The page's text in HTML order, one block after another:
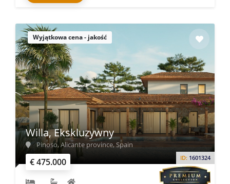
Wyjątkowa cena - jakość
€ 475.000 ID: 1601324
Willa, Ekskluzywny
Pinoso, Alicante province, Spain